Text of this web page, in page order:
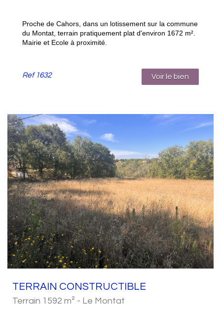
Proche de Cahors, dans un lotissement sur la commune
du Montat, terrain pratiquement plat d'environ 1672 m².
Mairie et Ecole à proximité.
Ref1632 Voir le bien
TERRAIN CONSTRUCTIBLE
Terrain 1592 m² - Le Montat